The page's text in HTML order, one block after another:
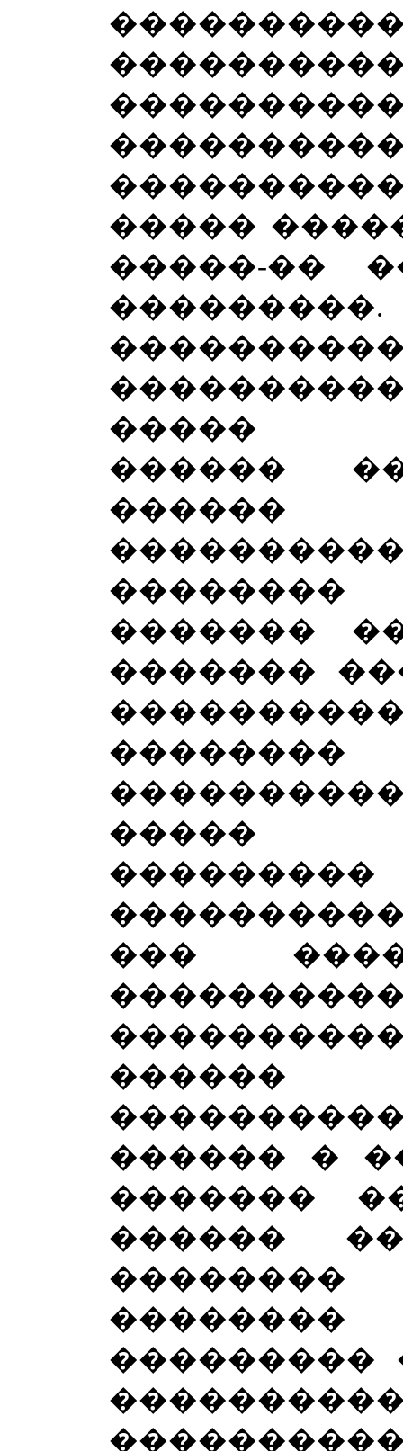
�����
�����-��
�����
������
�������
�������
�����
���
������ �
�������
������
��������
���������